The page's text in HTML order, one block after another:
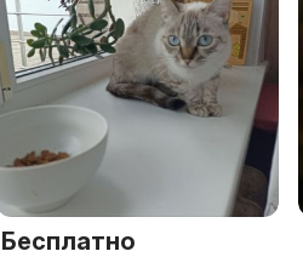
Бесплатно